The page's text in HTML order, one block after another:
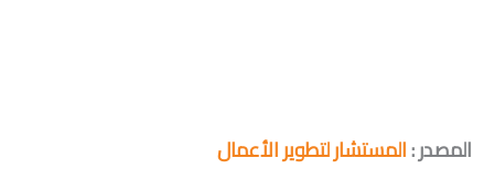
المصدر :المستشار لتطوير الأعمال